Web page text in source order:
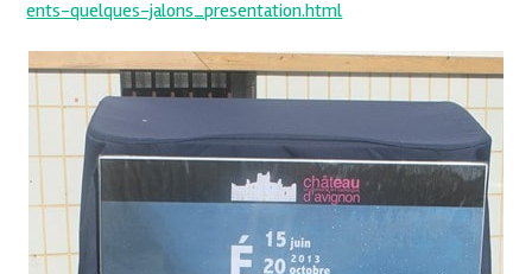
ents-quelques-jalons_presentation.html